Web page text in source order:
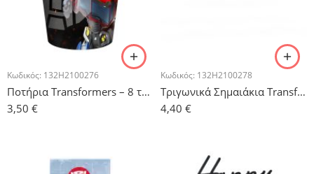
Κωδικός: 132H2100276
Ποτήρια Transformers – 8 τμχ.
3,50 €
Κωδικός: 132H2100278
Τριγωνικά Σημαιάκια Transformers – 5 m
4,40 €